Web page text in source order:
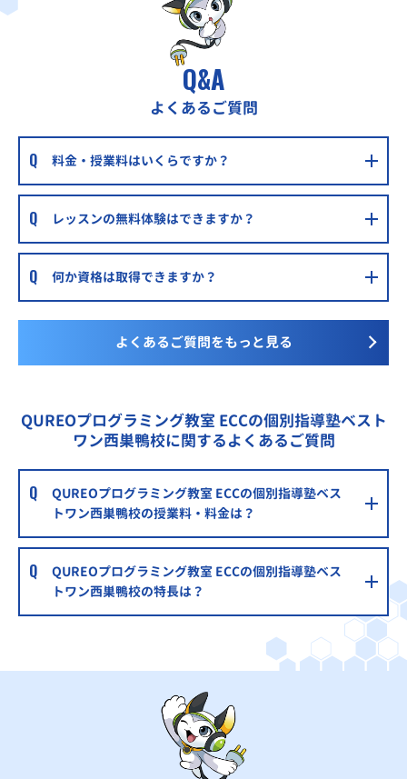
Q&A
よくあるご質問
料金・授業料はいくらですか？
レッスンの無料体験はできますか？
何か資格は取得できますか？
よくあるご質問をもっと見る
QUREOプログラミング教室 ECCの個別指導塾ベスト
ワン西巣鴨校に関するよくあるご質問
QUREOプログラミング教室 ECCの個別指導塾ベス
トワン西巣鴨校の授業料・料金は？
QUREOプログラミング教室 ECCの個別指導塾ベス
トワン西巣鴨校の特長は？